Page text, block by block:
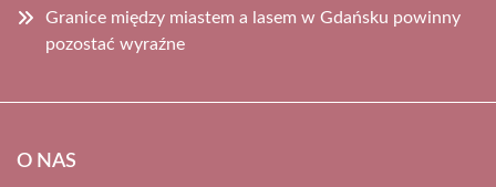
Granice między miastem a lasem w Gdańsku powinny
pozostać wyraźne
O NAS